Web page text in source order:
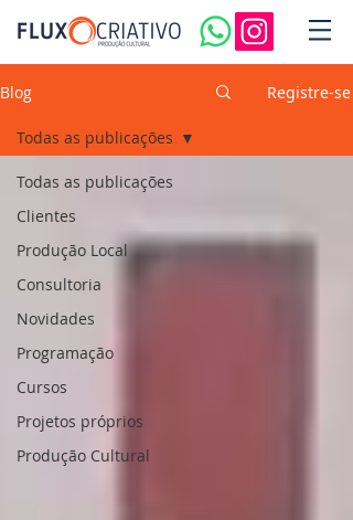
Blog Registre-se
Todas as publicações
Clientes
Produção Local
Consultoria
Novidades
Programação
Cursos
Projetos próprios
Produção Cultural
Todas as publicações